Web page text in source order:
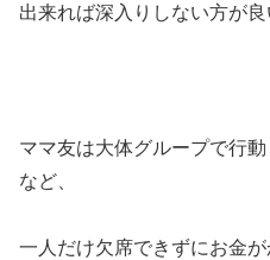
出来れば深入りしない方が良
ママ友は大体グループで行
など、
一人だけ欠席できずにお金